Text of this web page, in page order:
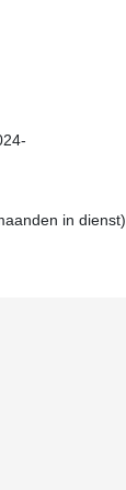
in dienst)